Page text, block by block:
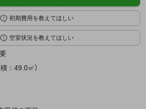
初期費用を教えてほしい
空室状況を教えてほしい
：49.0㎡）